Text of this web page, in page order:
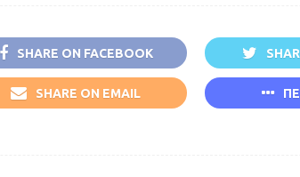
SHARE ON FACEBOOK
SHARE ON EMAIL